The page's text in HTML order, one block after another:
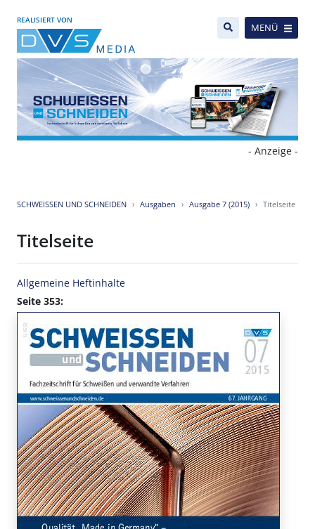
REALISIERT VON
MENÜ
- Anzeige -
SCHWEISSEN UND SCHNEIDEN Ausgaben Ausgabe 7 (2015) Titelseite
Titelseite
Allgemeine Heftinhalte
Seite 353: